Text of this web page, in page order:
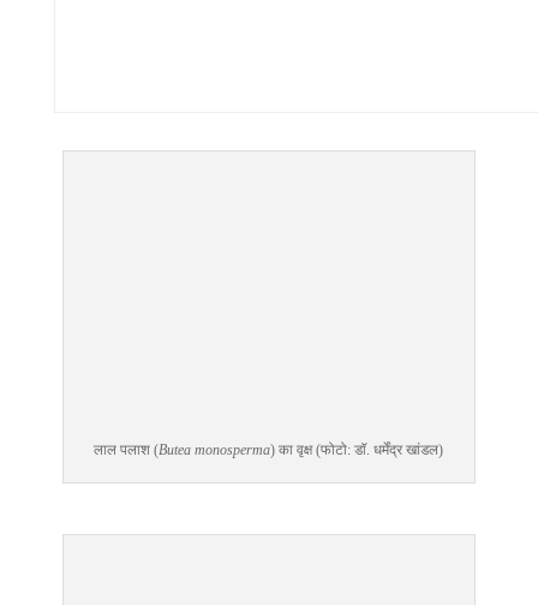
लाल पलाश (Butea monosperma) का वृक्ष (फोटो: डॉ. धर्मेंद्र खांडल)